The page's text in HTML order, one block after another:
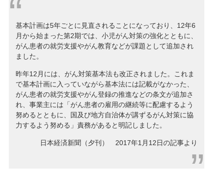
基本計画は5年ごとに見直されることになっており、12年6
月から始まった第2期では、小児がん対策の強化とともに、
がん患者の就労支援やがん教育などが課題として追加され
ました。
昨年12月には、がん対策基本法も改正されました。これま
で基本計画に入っていながら基本法には記載がなかった、
がん患者の就労支援やがん登録の推進などの条文が追加さ
れ、事業主には「がん患者の雇用の継続等に配慮するよう
努めるとともに、国及び地方自治体が講ずるがん対策に協
力するよう努める」責務があると明記しました。
日本経済新聞（夕刊） 2017年1月12日の記事より